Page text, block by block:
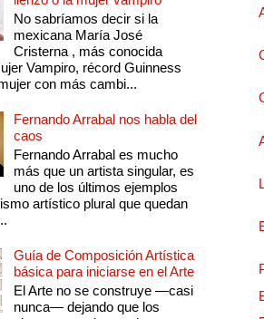
No sabríamos decir si la
mexicana María José
Cristerna , más conocida
Vampiro, récord Guinness
con más cambi...
Fernando Arrabal nos habla del
caos
Fernando Arrabal es mucho
más que un artista singular, es
uno de los últimos ejemplos
artístico plural que quedan
Guía de Composición Artística
básica para iniciarse en el Arte
El Arte no se construye —casi
nunca— dejando que los